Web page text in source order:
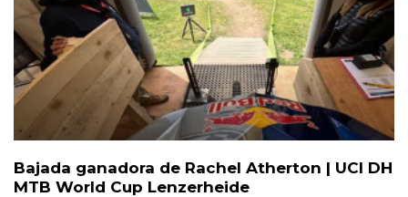
Bajada ganadora de Rachel Atherton | UCI DH
MTB World Cup Lenzerheide